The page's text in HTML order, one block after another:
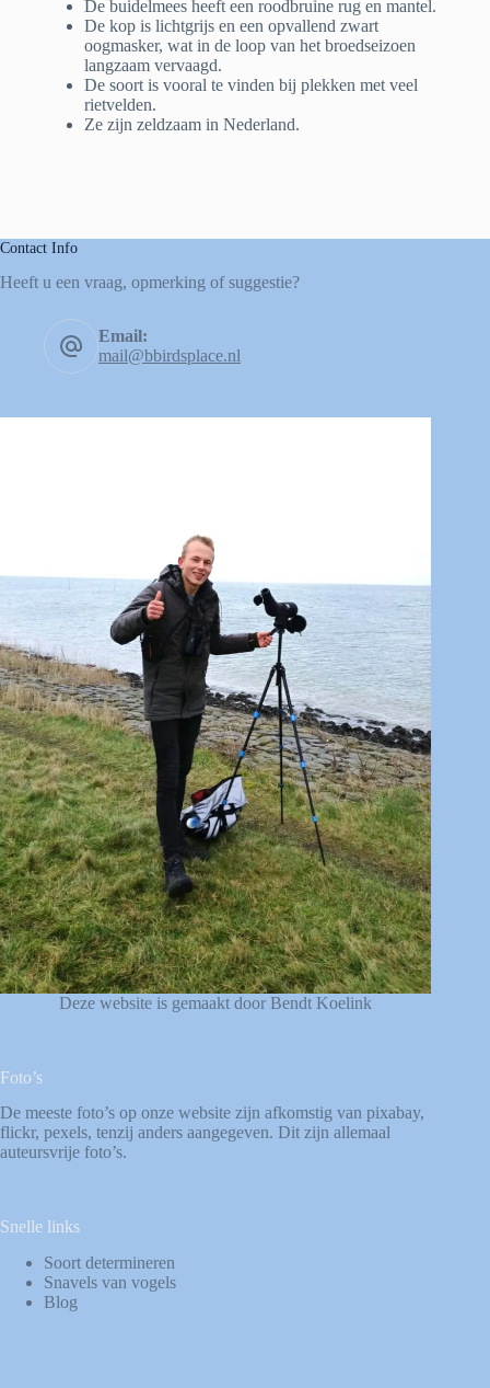
De buidelmees heeft een roodbruine rug en mantel.
De kop is lichtgrijs en een opvallend zwart
oogmasker, wat in de loop van het broedseizoen
langzaam vervaagd.
De soort is vooral te vinden bij plekken met veel
rietvelden.
Ze zijn zeldzaam in Nederland.
Contact Info
Heeft u een vraag, opmerking of suggestie?
Email:
mail@bbirdsplace.nl
Deze website is gemaakt door Bendt Koelink
Foto’s
De meeste foto’s op onze website zijn afkomstig van pixabay,
flickr, pexels, tenzij anders aangegeven. Dit zijn allemaal
auteursvrije foto’s.
Snelle links
Soort determineren
Snavels van vogels
Blog